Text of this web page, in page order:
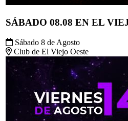
SÁBADO 08.08 EN EL
Sábado 8 de Agosto
Club de El Viejo Oeste